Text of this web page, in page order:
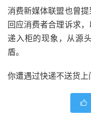
消费新媒体联盟也曾提
回应消费者合理诉求
递入柜的现象，从源
盾。
你遭遇过快递不送货上
